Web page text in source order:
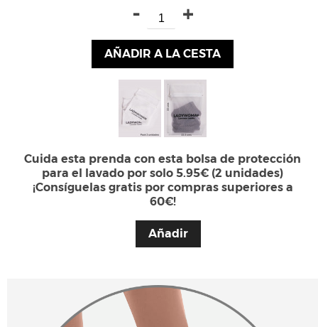
- +
AÑADIR A LA CESTA
Cuida esta prenda con esta bolsa de protección
para el lavado por solo 5.95€ (2 unidades)
¡Consíguelas gratis por compras superiores a
60€!
Añadir